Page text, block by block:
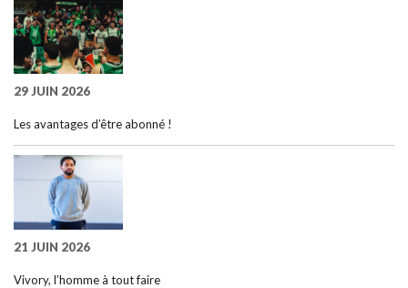
29 JUIN 2026
Les avantages d’être abonné !
21 JUIN 2026
Vivory, l’homme à tout faire